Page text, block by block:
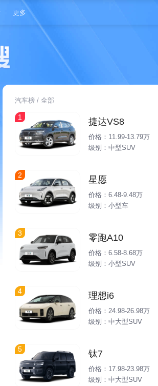
更多
汽车榜 / 全部
1 捷达VS8
价格：11.99-13.79万
级别：中型SUV
2 星愿
价格：6.48-9.48万
级别：小型车
3 零跑A10
价格：6.58-8.68万
级别：小型SUV
4 理想i6
价格：24.98-26.98万
级别：中大型SUV
5 钛7
价格：17.98-23.98万
级别：中大型SUV